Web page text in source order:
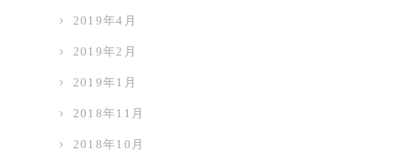
2019年4月
2019年2月
2019年1月
2018年11月
2018年10月